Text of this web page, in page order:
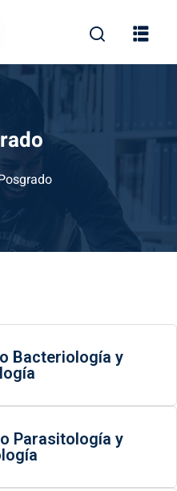
Bacteriología y
Parasitología y